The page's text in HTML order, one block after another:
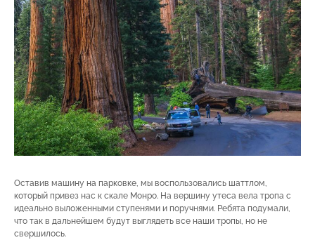
Оставив машину на парковке, мы воспользовались шаттлом,
который привез нас к скале Монро. На вершину утеса вела тропа с
идеально выложенными ступенями и поручнями. Ребята подумали,
что так в дальнейшем будут выглядеть все наши тропы, но не
свершилось.